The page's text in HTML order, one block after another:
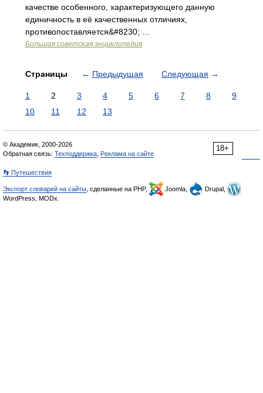
качестве особенного, характеризующего данную
единичность в её качественных отличиях,
противопоставляется&#8230; …
Большая советская энциклопедия
Страницы ← Предыдущая Следующая →
1 2 3 4 5 6 7 8
9
10
11 12 13
18+
© Академик, 2000-2026
Обратная связь: Техподдержка Реклама на сайте
👣 Путешествия
Экспорт словарей на сайты , сделанные на PHP, Joomla,
Drupal,
WordPress, MODx.